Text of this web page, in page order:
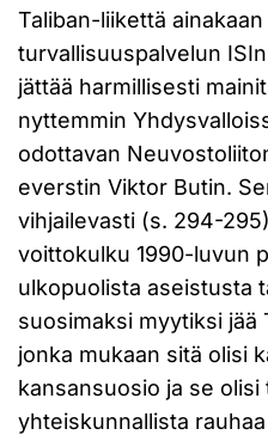
Taliban-liikettä
turvallisuuspalvelun
jättää harmillisesti
nyttemmin
odottavan
everstin Viktor Butin.
vihjailevasti (s. 294-
voittokulku 1990-luvun
ulkopuolista aseistusta
suosimaksi myytiksi jää
jonka mukaan sitä olisi
kansansuosio ja se
yhteiskunnallista